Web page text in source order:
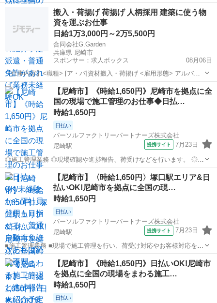
ます。 ■お昼には進捗報告、15時頃には業務報告を行います。 ■普通
自動車免許があれば未経験でもOK! ※北海道から沖縄まで、全国各地
へ出張します。 ■紹介...
尼崎市 尼崎駅 その他
搬入・荷揚げ 荷揚げ 人柄採用 建築に使う物
資を運ぶお仕事
日給1万3,000円～2万5,500円
合同会社G.Garden
兵庫県 尼崎市
スポンサー：求人ボックス
08月06日
【仕事内容】<職種> [ア・パ]資材搬入・荷揚げ <雇用形態> アルバイ
ト・パート <給与> [ア・パ]日給13,000円～25,500円 交通費:全額支給
社内規定あり 夜間・早朝手当 昇給あり 月3回払い(10日、20日、末
日...
アルバイト・パート
【尼崎市】《時給1,650円》尼崎市を拠点に全
国の現場で施工管理のお仕事◆日払…
時給1,650円
日払い
パーソルファクトリーパートナーズ株式会社
尼崎駅
提携サイト 7月23日
◎施工管理業務 ◎現場確認や進捗報告、荷受けなどを行います。 ◎各
地の現場で施工管理を担当します。 ◎未経験OK!普通自動車免許があ
ればすぐに始められます。 ※北海道から沖縄まで、全国各地へ出張し
ます。 ◎紹介予定派遣の求...
兵庫 尼崎駅 その他
【尼崎市】〈時給1,650円〉塚口駅エリア&日
払いOK!尼崎市を拠点に全国の現…
時給1,650円
日払い
パーソルファクトリーパートナーズ株式会社
尼崎駅
提携サイト 7月23日
■施工管理業務 ■現場で施工管理を行い、荷受け対応やお客様対応をし
ます。 ■お昼には進捗報告、15時頃には業務報告を行います。 ■普通
自動車免許があれば未経験でもOK! ※北海道から沖縄まで、全国各地
へ出張します。 ■紹介...
兵庫 尼崎市 尼崎駅 その他
【尼崎市】《時給1,650円》日払いOK!尼崎市
を拠点に全国の現場をまわる施工…
時給1,650円
日払い